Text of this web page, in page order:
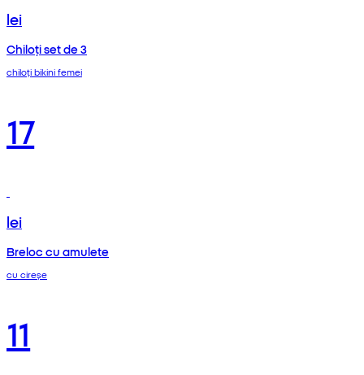
lei
Chiloți set de 3
chiloți bikini femei
17
lei
Breloc cu amulete
cu cireșe
11